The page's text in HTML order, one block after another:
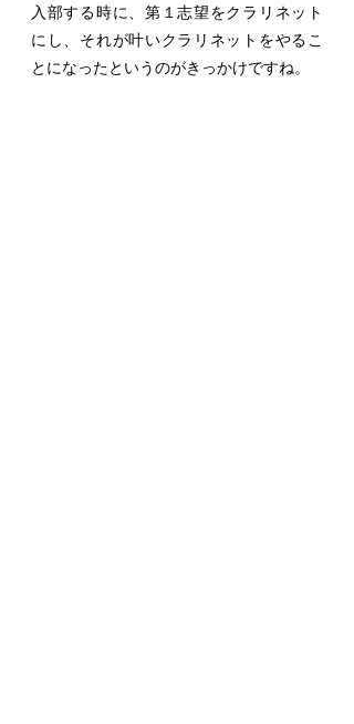
入部する時に、第１志望をクラリネット
にし、それが叶いクラリネットをやるこ
とになったというのがきっかけですね。